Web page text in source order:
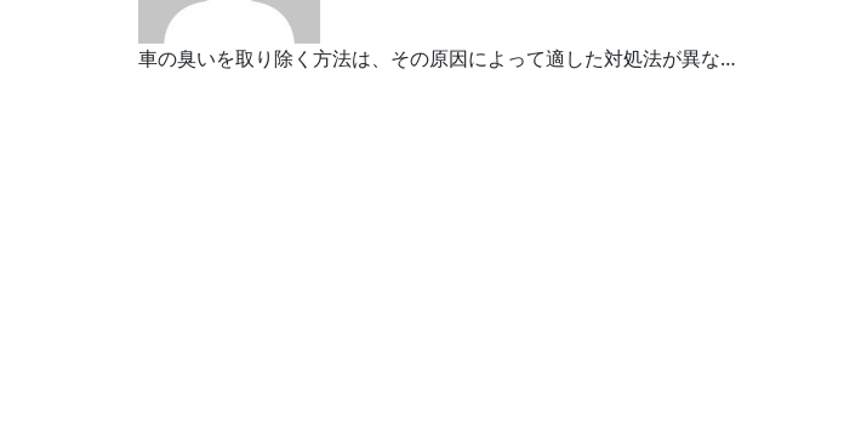
車の臭いを取り除く方法は、その原因によって適した対処法が異な…